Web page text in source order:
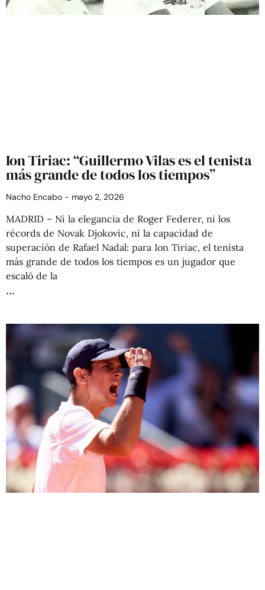
Ion Tiriac: “Guillermo Vilas es el tenista
más grande de todos los tiempos”
Nacho Encabo mayo 2, 2026
MADRID – Ni la elegancia de Roger Federer, ni los
récords de Novak Djokovic, ni la capacidad de
superación de Rafael Nadal: para Ion Tiriac, el tenista
más grande de todos los tiempos es un jugador que
escaló de la